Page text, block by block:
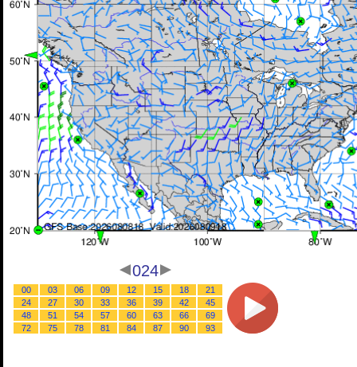
024
00 03 06 09 12 15 18
21
24
27 30 33 36 39 42
45
48
51 54 57 60 63 66
69
72
75 78 81 84 87 90 93